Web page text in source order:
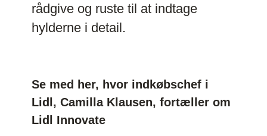
rådgive og ruste til at indtage
hylderne i detail.
Se med her, hvor indkøbschef i
Lidl, Camilla Klausen, fortæller om
Lidl Innovate